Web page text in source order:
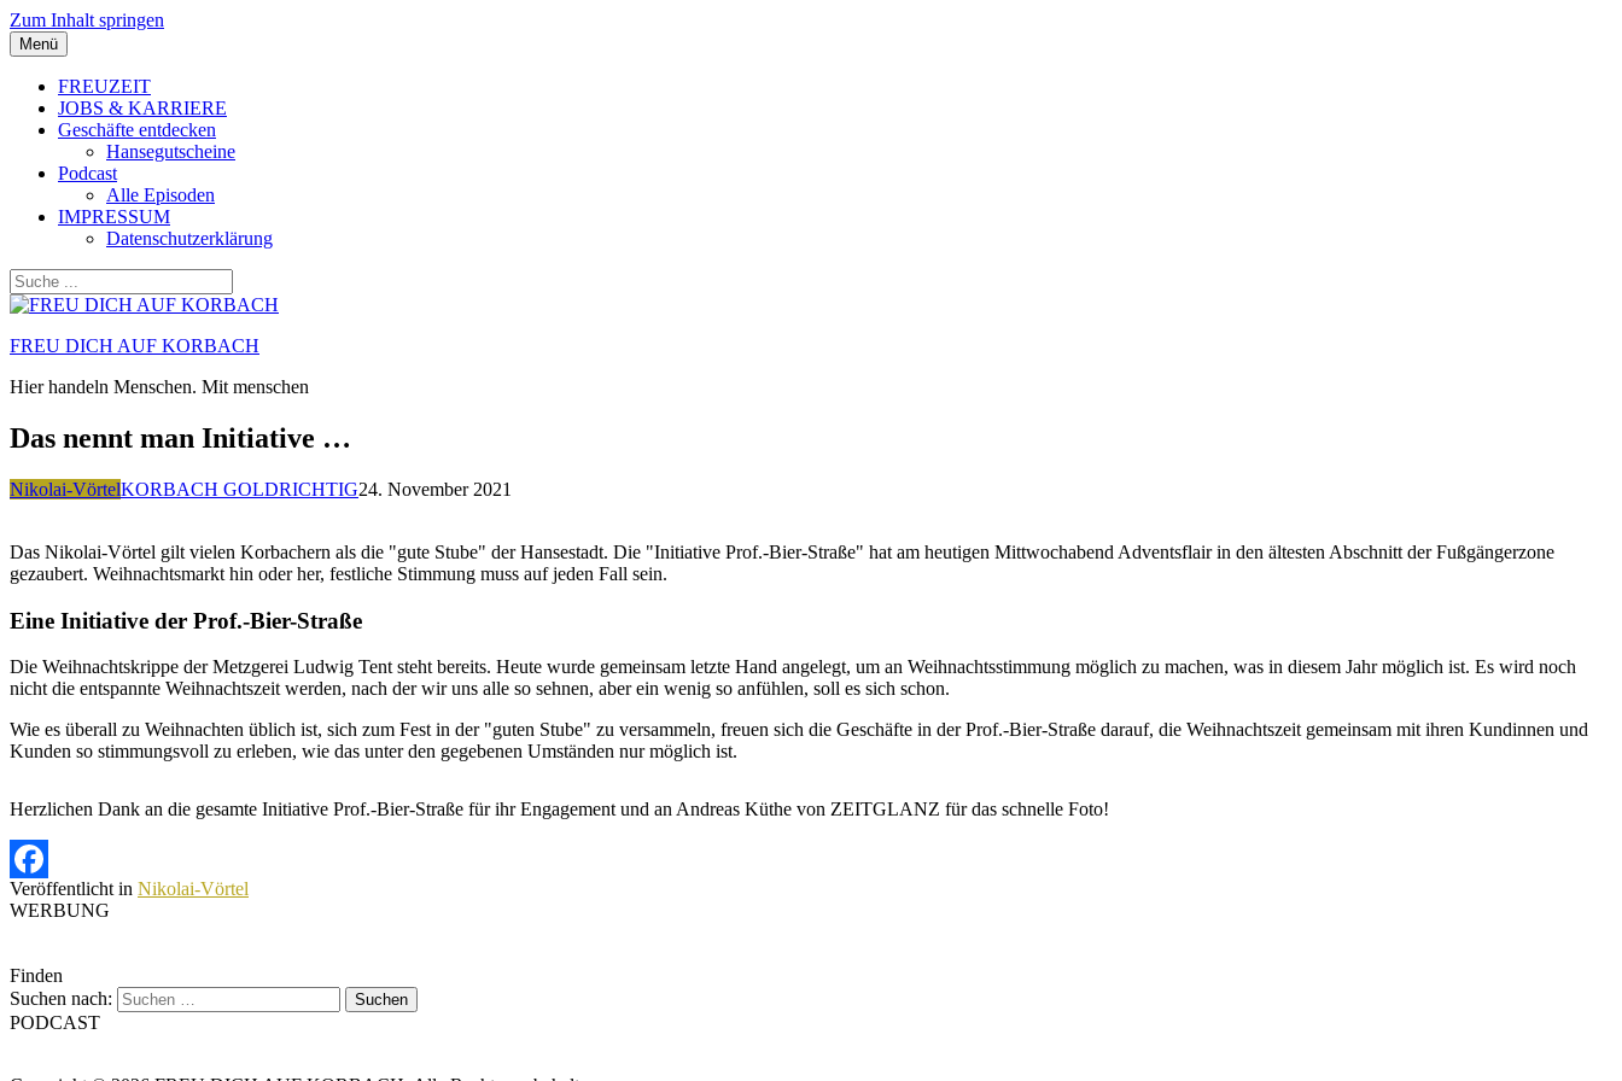
Zum Inhalt springen
Menü
FREUZEIT
JOBS & KARRIERE
Geschäfte entdecken
Hansegutscheine
Podcast
Alle Episoden
IMPRESSUM
Datenschutzerklärung
FREU DICH AUF KORBACH
Hier handeln Menschen. Mit menschen
Das nennt man Initiative …
Nikolai-VörtelKORBACH GOLDRICHTIG24. November 2021
Das Nikolai-Vörtel gilt vielen Korbachern als die "gute Stube" der Hansestadt. Die "Initiative Prof.-Bier-Straße" hat am heutigen Mittwochabend Adventsflair in den ältesten Abschnitt der Fußgängerzone
gezaubert. Weihnachtsmarkt hin oder her, festliche Stimmung muss auf jeden Fall sein.
Eine Initiative der Prof.-Bier-Straße
Die Weihnachtskrippe der Metzgerei Ludwig Tent steht bereits. Heute wurde gemeinsam letzte Hand angelegt, um an Weihnachtsstimmung möglich zu machen, was in diesem Jahr möglich ist. Es wird noch
nicht die entspannte Weihnachtszeit werden, nach der wir uns alle so sehnen, aber ein wenig so anfühlen, soll es sich schon.
Wie es überall zu Weihnachten üblich ist, sich zum Fest in der "guten Stube" zu versammeln, freuen sich die Geschäfte in der Prof.-Bier-Straße darauf, die Weihnachtszeit gemeinsam mit ihren Kundinnen und
Kunden so stimmungsvoll zu erleben, wie das unter den gegebenen Umständen nur möglich ist.
Herzlichen Dank an die gesamte Initiative Prof.-Bier-Straße für ihr Engagement und an Andreas Küthe von ZEITGLANZ für das schnelle Foto!
Facebook
Veröffentlicht in Nikolai-Vörtel
WERBUNG
Finden
Suchen nach:
PODCAST